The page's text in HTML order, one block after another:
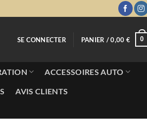
SE CONNECTER PANIER /0,00 € 0
ACCESSOIRES AUTO
AVIS CLIENTS